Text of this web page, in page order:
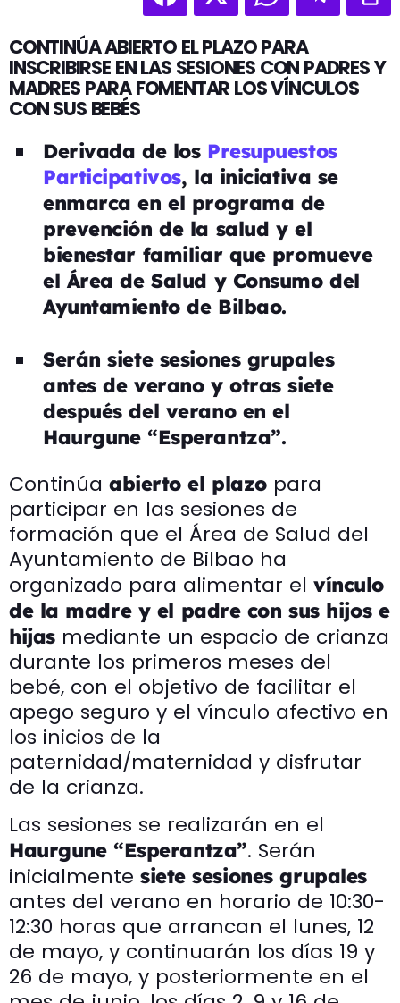
CONTINÚA ABIERTO EL PLAZO PARA
INSCRIBIRSE EN LAS SESIONES CON PADRES Y
MADRES PARA FOMENTAR LOS VÍNCULOS
CON SUS BEBÉS
Derivada de los Presupuestos
Participativos, la iniciativa se
enmarca en el programa de
prevención de la salud y el
bienestar familiar que promueve
el Área de Salud y Consumo del
Ayuntamiento de Bilbao.
Serán siete sesiones grupales
antes de verano y otras siete
después del verano en el
Haurgune “Esperantza”.
Continúa abierto el plazopara
participar en las sesiones de
formación que el Área de Salud del
Ayuntamiento de Bilbao ha
organizado para alimentar el vínculo
de la madre y el padre con sus hijos e
hijas mediante un espacio de crianza
durante los primeros meses del
bebé, con el objetivo de facilitar el
apego seguro y el vínculo afectivo en
los inicios de la
paternidad/maternidad y disfrutar
de la crianza.
Las sesiones se realizarán en el
Haurgune “Esperantza”. Serán
inicialmente siete sesiones grupales
antes del verano en horario de 10:30-
12:30 horas que arrancan el lunes, 12
de mayo, y continuarán los días 19 y
26 de mayo, y posteriormente en el